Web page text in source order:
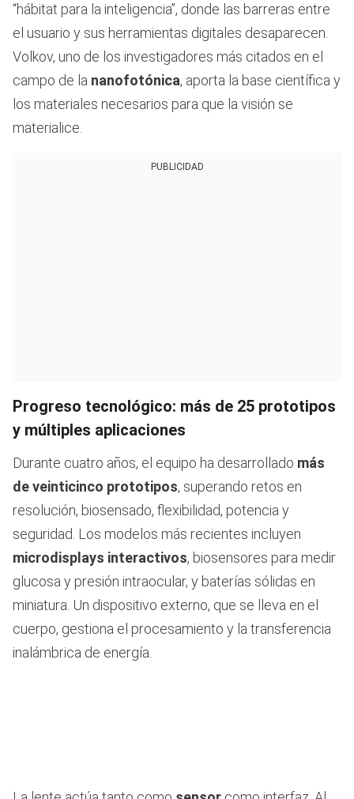
“hábitat para la inteligencia”, donde las barreras entre
el usuario y sus herramientas digitales desaparecen.
Volkov, uno de los investigadores más citados en el
campo de la nanofotónica, aporta la base científica y
los materiales necesarios para que la visión se
materialice.
PUBLICIDAD
Progreso tecnológico: más de 25 prototipos
y múltiples aplicaciones
Durante cuatro años, el equipo ha desarrollado más
de veinticinco prototipos, superando retos en
resolución, biosensado, flexibilidad, potencia y
seguridad. Los modelos más recientes incluyen
microdisplays interactivos, biosensores para medir
glucosa y presión intraocular, y baterías sólidas en
miniatura. Un dispositivo externo, que se lleva en el
cuerpo, gestiona el procesamiento y la transferencia
inalámbrica de energía.